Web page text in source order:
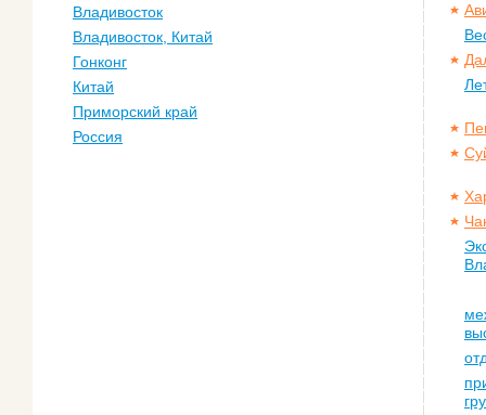
Владивосток
Владивосток, Китай
Гонконг
Китай
Приморский край
Россия